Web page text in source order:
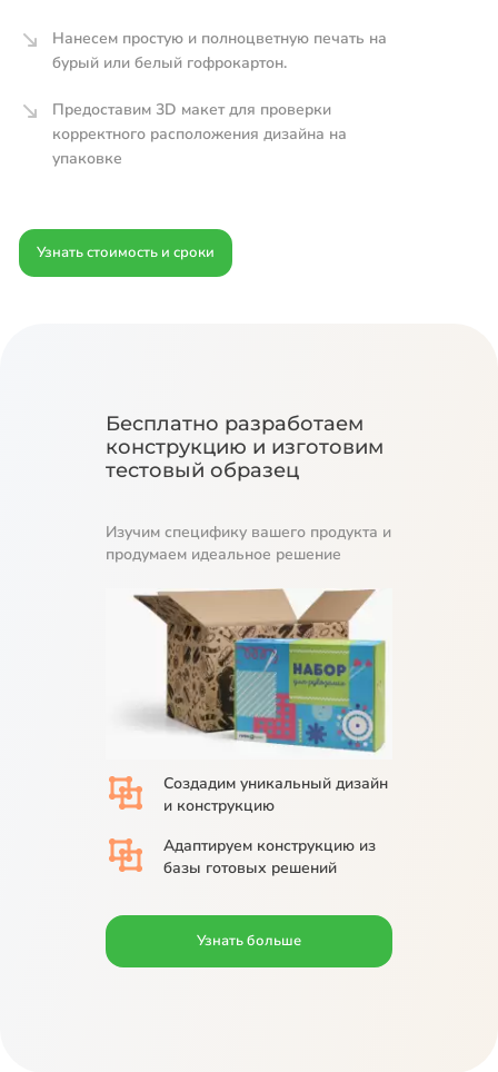
Нанесем простую и полноцветную печать на
бурый или белый гофрокартон.
Предоставим 3D макет для проверки
корректного расположения дизайна на
упаковке
Узнать стоимость и сроки
Бесплатно разработаем
конструкцию и изготовим
тестовый образец
Изучим специфику вашего продукта и
продумаем идеальное решение
Создадим уникальный дизайн
и конструкцию
Адаптируем конструкцию из
базы готовых решений
Узнать больше